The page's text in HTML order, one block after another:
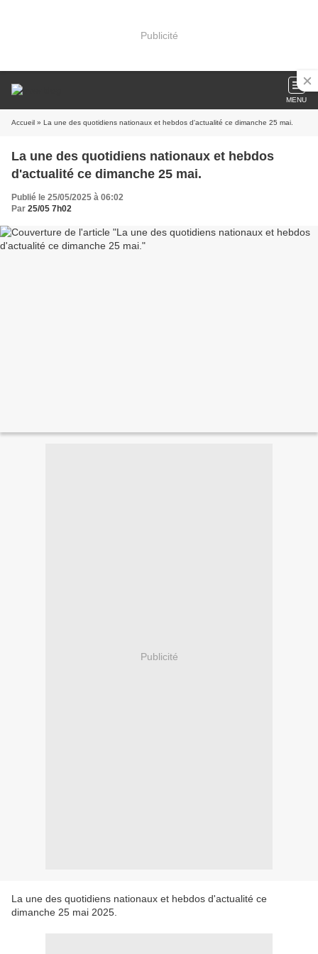
Publicité
MENU
Accueil » La une des quotidiens nationaux et hebdos d'actualité ce dimanche 25 mai.
La une des quotidiens nationaux et hebdos
d'actualité ce dimanche 25 mai.
Publié le 25/05/2025 à 06:02
Par 25/05 7h02
Publicité
La une des quotidiens nationaux et hebdos d'actualité ce
dimanche 25 mai 2025.